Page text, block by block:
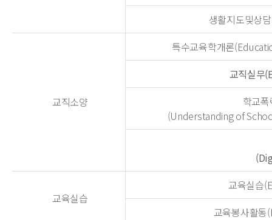
생활지도및상
교직소양
특수교육학개론
교직실무
학교
(Understanding of
교육실습
교육실습
교육봉사활